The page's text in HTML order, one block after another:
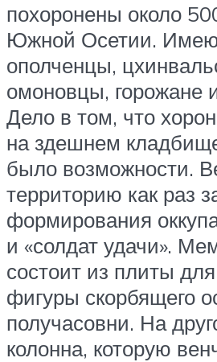
похоронены около
Южной Осетии.
ополченцы,
омоновцы, горожане
Дело в том, что
на здешнем
было возможности.
территорию как раз
формирования
и «солдат удачи».
состоит из плиты
фигуры скорбящего
получасовни. На
колонна, которую